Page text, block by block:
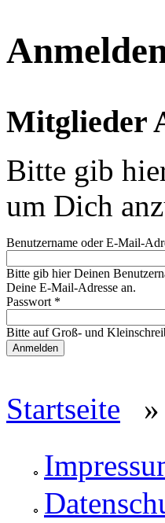
Mitglieder
Bitte gib
um Dich
Benutzername oder E-Mail-
Bitte gib hier Deinen
Deine E-Mail-Adresse an.
Passwort *
Bitte auf Groß- und
Startseite »